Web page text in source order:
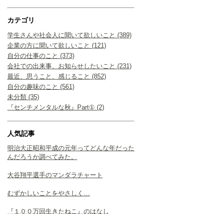
カテゴリ
学生さんや社会人に聞いて欲しいこと (389)
企業の方に聞いて欲しいこと (121)
自分の仕事のこと (373)
会社での出来事、お知らせしたいこと (231)
最近、思うこと、感じること (852)
自分の趣味のこと (561)
未分類 (35)
『センチメンタルな秋』Part① (2)
人気記事
明治大正昭和平成の元年ってどんな年だった
んだろうか調べてみた。
大谷翔平選手のマンダラチャート
むずかしいことをやさしく…
『１００万回生きたねこ』のはなし